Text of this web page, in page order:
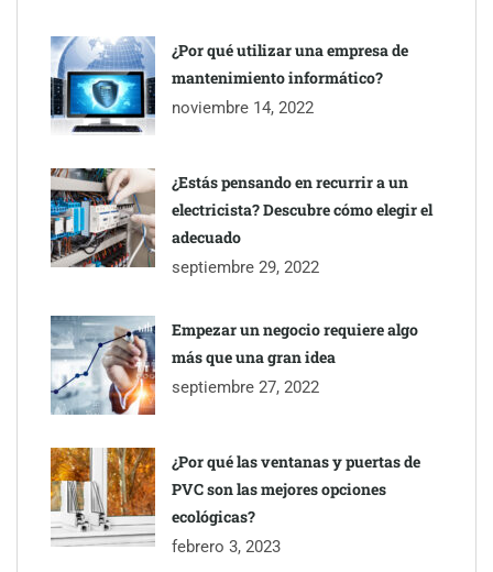
TBKids impulsa su expansión nacional con un modelo de
franquicia que redefine la educación tecnológica
Millones de desplazamientos en verano reabren el debate sobre
la seguridad en las carreteras, según SMA Road Safety
Perfumería Laura incorpora Nasomatto a su selección de
¿Por qué utilizar una empresa de
mantenimiento informático?
noviembre 14, 2022
¿Estás pensando en recurrir a un
electricista? Descubre cómo elegir el
adecuado
septiembre 29, 2022
Empezar un negocio requiere algo
más que una gran idea
septiembre 27, 2022
¿Por qué las ventanas y puertas de
PVC son las mejores opciones
ecológicas?
febrero 3, 2023